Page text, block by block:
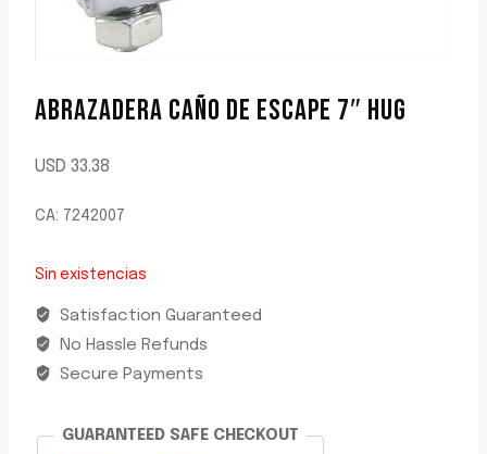
ABRAZADERA CAÑO DE ESCAPE 7″ HUG
USD 33.38
CA: 7242007
Sin existencias
Satisfaction Guaranteed
No Hassle Refunds
Secure Payments
GUARANTEED SAFE CHECKOUT